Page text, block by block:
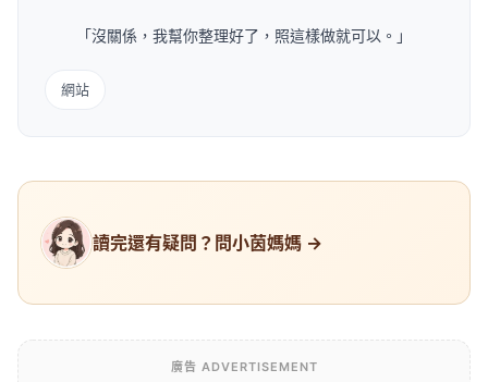
「沒關係，我幫你整理好了，照這樣做就可以。」
網站
讀完還有疑問？問小茵媽媽 →
廣告 ADVERTISEMENT